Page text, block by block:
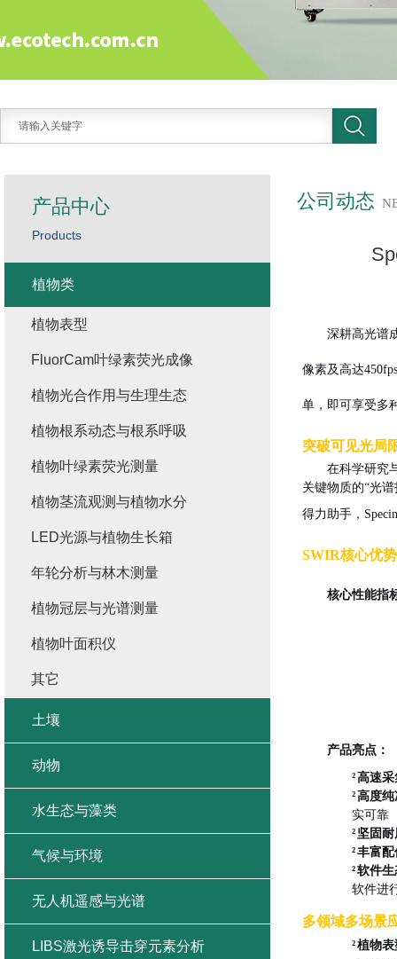
公司动态
深耕高光谱
像素及高达
单，即可享受多
突破可见光局
在科学研究
关键物质的“光
得力助手，
SWIR核心优
核心性能指
产品亮点：
²高速
²高度纯
实可靠
² 坚固
²丰富
²软件生
软件进
多领域多场景
²植物
产品中心
Products
植物类
植物表型
FluorCam叶绿素荧光成像
植物光合作用与生理生态
植物根系动态与根系呼吸
植物叶绿素荧光测量
植物茎流观测与植物水分
LED光源与植物生长箱
年轮分析与林木测量
植物冠层与光谱测量
植物叶面积仪
其它
土壤
动物
水生态与藻类
气候与环境
无人机遥感与光谱
LIBS激光诱导击穿元素分析